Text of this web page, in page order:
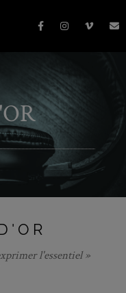
l'essentiel »